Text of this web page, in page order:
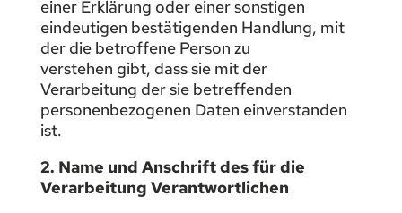
einer Erklärung oder einer sonstigen
eindeutigen bestätigenden Handlung, mit
der die betroffene Person zu
verstehen gibt, dass sie mit der
Verarbeitung der sie betreffenden
personenbezogenen Daten einverstanden
ist.
2. Name und Anschrift des für die
Verarbeitung Verantwortlichen